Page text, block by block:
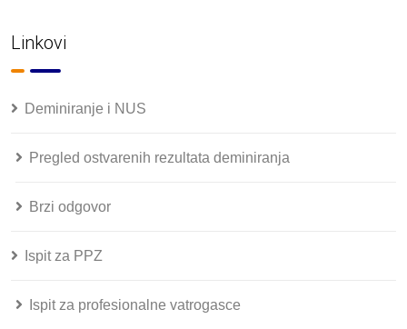
Linkovi
Deminiranje i NUS
Pregled ostvarenih rezultata deminiranja
Brzi odgovor
Ispit za PPZ
Ispit za profesionalne vatrogasce